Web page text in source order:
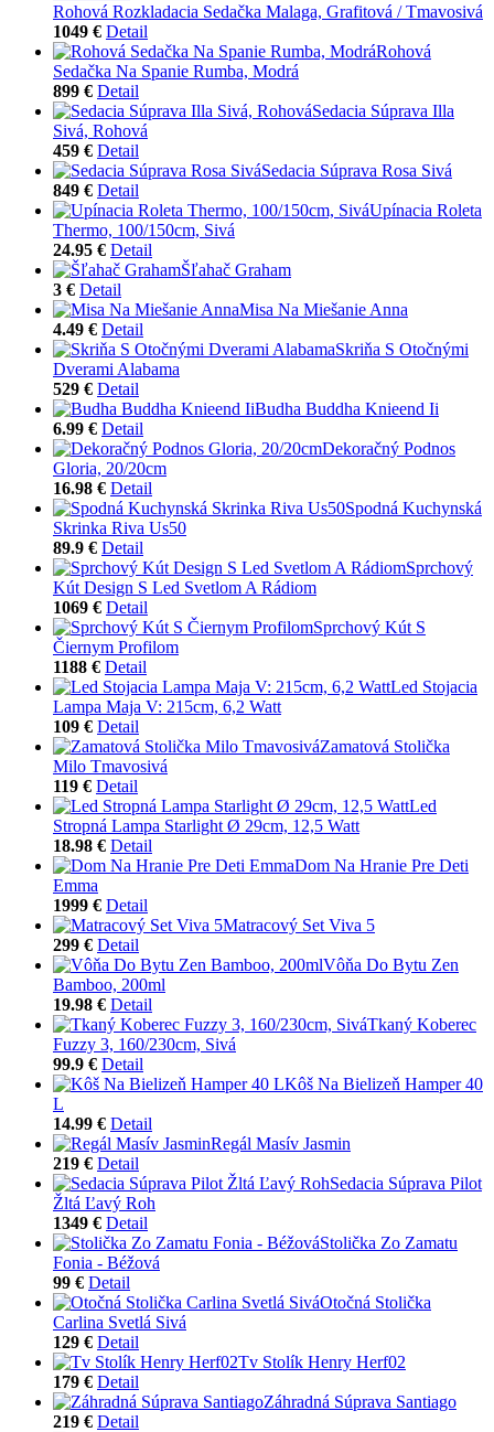
Rohová Rozkladacia Sedačka Malaga, Grafitová / Tmavosivá
1049 € Detail
Rohová
Sedačka Na Spanie Rumba, Modrá
899 € Detail
Sedacia Súprava Illa
Sivá, Rohová
459 € Detail
Sedacia Súprava Rosa Sivá
849 € Detail
Upínacia Roleta
Thermo, 100/150cm, Sivá
24.95 € Detail
Šľahač Graham
3 € Detail
Misa Na Miešanie Anna
4.49 € Detail
Skriňa S Otočnými
Dverami Alabama
529 € Detail
Budha Buddha Knieend Ii
6.99 € Detail
Dekoračný Podnos
Gloria, 20/20cm
16.98 € Detail
Spodná Kuchynská
Skrinka Riva Us50
89.9 € Detail
Sprchový
Kút Design S Led Svetlom A Rádiom
1069 € Detail
Sprchový Kút S
Čiernym Profilom
1188 € Detail
Led Stojacia
Lampa Maja V: 215cm, 6,2 Watt
109 € Detail
Zamatová Stolička
Milo Tmavosivá
119 € Detail
Led
Stropná Lampa Starlight Ø 29cm, 12,5 Watt
18.98 € Detail
Dom Na Hranie Pre Deti
Emma
1999 € Detail
Matracový Set Viva 5
299 € Detail
Vôňa Do Bytu Zen
Bamboo, 200ml
19.98 € Detail
Tkaný Koberec
Fuzzy 3, 160/230cm, Sivá
99.9 € Detail
Kôš Na Bielizeň Hamper 40
L
14.99 € Detail
Regál Masív Jasmin
219 € Detail
Sedacia Súprava Pilot
Žltá Ľavý Roh
1349 € Detail
Stolička Zo Zamatu
Fonia - Béžová
99 € Detail
Otočná Stolička
Carlina Svetlá Sivá
129 € Detail
Tv Stolík Henry Herf02
179 € Detail
Záhradná Súprava Santiago
219 € Detail